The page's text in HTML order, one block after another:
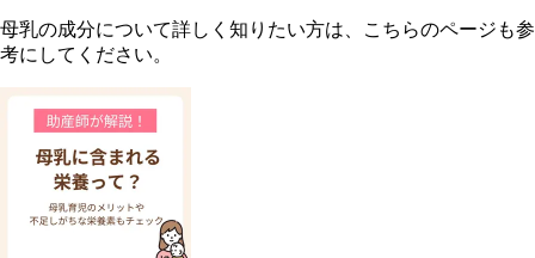
母乳の成分について詳しく知りたい方は、こちらのページも参
考にしてください。